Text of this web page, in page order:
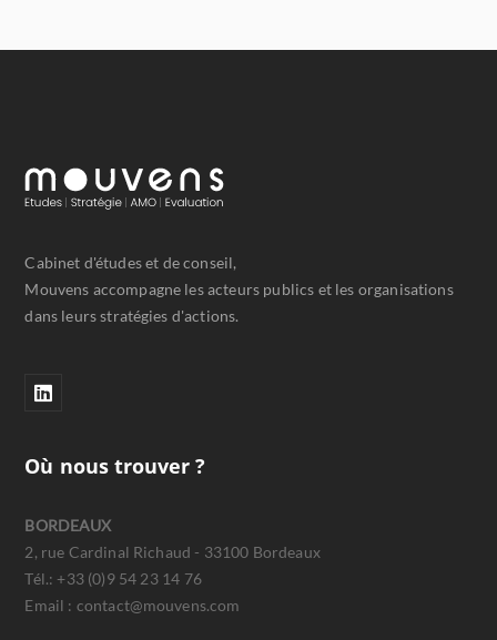
Cabinet d'études et de conseil,
Mouvens accompagne les acteurs publics et les organisations
dans leurs stratégies d'actions.
Où nous trouver ?
BORDEAUX
2, rue Cardinal Richaud - 33100 Bordeaux
Tél.: +33 (0)9 54 23 14 76
Email : contact@mouvens.com